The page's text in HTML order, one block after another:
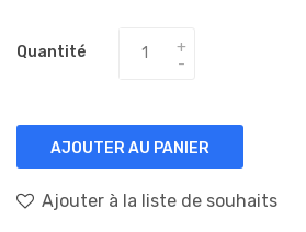
Quantité
AJOUTER AU PANIER
Ajouter à la liste de souhaits